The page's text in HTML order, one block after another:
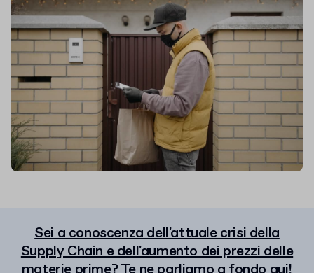
Sei a conoscenza dell'attuale crisi della
Supply Chain e dell'aumento dei prezzi delle